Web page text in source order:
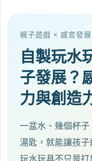
親子遊戲 × 感官發
自製玩水
子發展？
力與創造
一盆水、幾個杯
湯匙，就能讓孩
玩水玩具不只是